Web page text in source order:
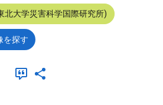
北大学災害科学国際研究所)
を探す